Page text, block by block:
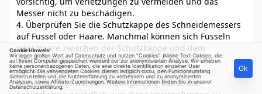
Messer nicht zu beschädigen.
4. Überprüfen Sie die Schutzkappe des Schneidemessers
auf Fussel oder Haare. Manchmal können sich Fusseln
oder Haare zwischen der Schutzkappe und dem
Schneidemesser verfangen. Wenn Sie diese nicht
entfernen, kann die Leistung des Fusselrasierers
beeinträchtigt werden. Reinigen Sie daher die
Cookie Hinweis:
Wir legen großen Wert auf Datenschutz und nutzen "Cookies" (kleine Text-Dateien, die
auf Ihrem Computer gespeichert werden) nur zur anonymisierten Analyse. Wir erheben
keine personenbezogenen Daten, die eine direkte Identifikation einzelner User
ermöglicht. Die verwendeten Cookies dienen lediglich dazu, den Funktionsumfang
sicherzustellen und die Nutzererfahrung zu verbessern und zu anonymisierten
Analysen, sowie Affiliate-Zuordnungen. Weitere Informationen finden Sie in unserer
Datenschutzerklärung.
Ok